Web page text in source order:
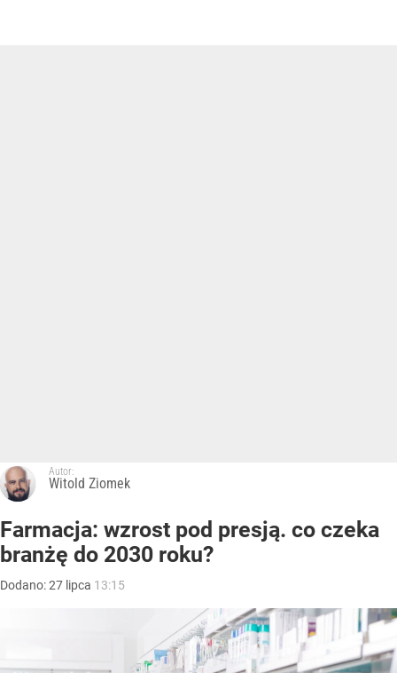
Autor:
Witold Ziomek
Farmacja: wzrost pod presją. co czeka
branżę do 2030 roku?
Dodano:27 lipca 13:15